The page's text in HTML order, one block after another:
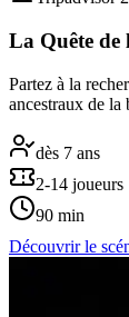
La Quête de
Partez à la
ancestraux de la
dès 7 ans
2-14 joueurs
90 min
Découvrir le